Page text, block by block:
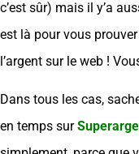
c’est sûr) mais il y’a
est là pour vous
l’argent sur le web !
Dans tous les cas,
en temps sur